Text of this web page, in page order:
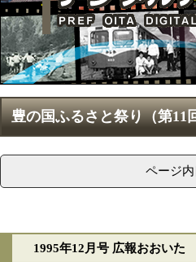
本
文豊の国ふるさと祭り（第11
ページ
1995年12月号 広報おおいた